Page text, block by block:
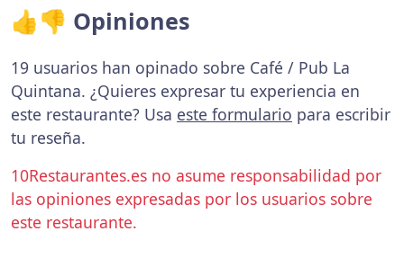
👍👎 Opiniones
19 usuarios han opinado sobre Café / Pub La
Quintana. ¿Quieres expresar tu experiencia en
este restaurante? Usa este formulario para escribir
tu reseña.
10Restaurantes.es no asume responsabilidad por
las opiniones expresadas por los usuarios sobre
este restaurante.